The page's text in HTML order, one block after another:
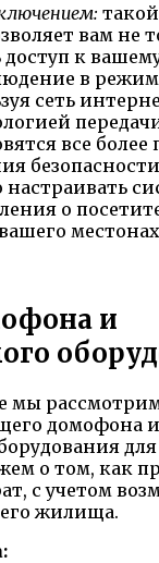
вам не
доступ к
в
сеть
все
о
и
мы
домофона
для
о том, как
с учетом
жилища.